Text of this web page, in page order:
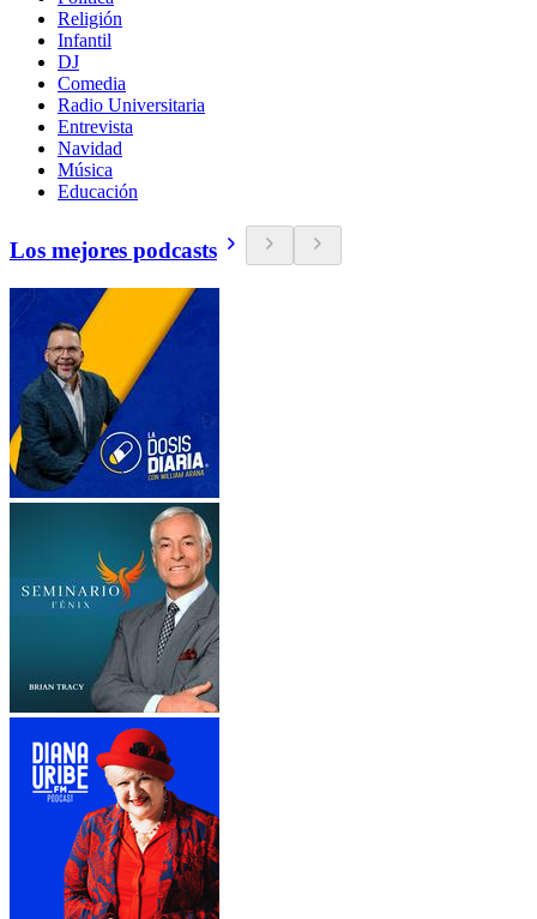
Religión
Infantil
DJ
Comedia
Radio Universitaria
Entrevista
Navidad
Música
Educación
Los mejores podcasts